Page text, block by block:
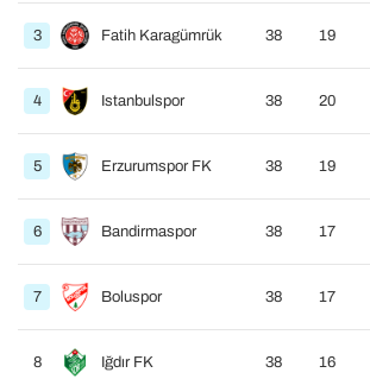
3 Fatih Karagümrük 38 19
4 Istanbulspor 38 20
5 Erzurumspor FK 38 19
6 Bandirmaspor 38 17
7 Boluspor 38 17
8 Iğdır FK 38 16